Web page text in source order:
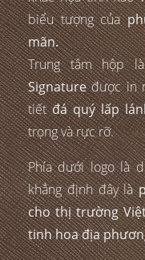
biểu tượng của
mãn.
Trung tâm hộp
Signatuređược in
tiếtđá quý lấp
trọng và rực rỡ.
Phía dưới logo là
khẳng định đây là
cho thị trường
tinh hoa địa